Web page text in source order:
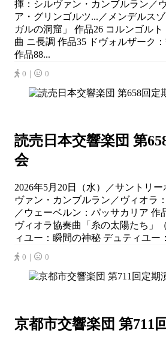
揮：シルヴァン・カンブルラン／
ア・グリンゴルツ...／メンデルス
ガルの洞窟」 作品26 コルンゴル
曲 ニ長調 作品35 ドヴォルザーク
作品88...
0｜ 0
読売日本交響楽団 第
会
2026年5月20日（水）／サントリ
ヴァン・カンブルラン／ヴィオラ
／ウェーベルン：パッサカリア 作
ヴィオラ協奏曲「糸の太陽たち」
ィユー：瞬間の神秘 デュティユー
0｜ 0
京都市交響楽団 第711